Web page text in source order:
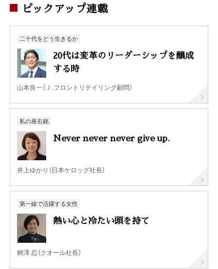
ピックアップ連載
二十代をどう生きるか
20代は変革のリーダーシップを醸成
する時
山本良一（Ｊ.フロントリテイリング顧問）
私の座右銘
Never never never give up.
井上ゆかり（日本ケロッグ社長）
第一線で活躍する女性
熱い心と冷たい頭を持て
柄澤 忍（クオール社長）